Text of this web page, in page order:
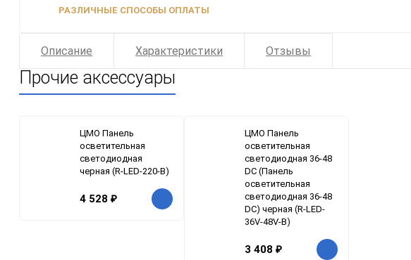
РАЗЛИЧНЫЕ СПОСОБЫ ОПЛАТЫ
Описание Характеристики Отзывы
Прочие аксессуары
ЦМО Панель
осветительная
светодиодная
черная (R-LED-220-B)
4 528 ₽
ЦМО Панель
осветительная
светодиодная 36-48
DC (Панель
осветительная
светодиодная 36-48
DC) черная (R-LED-
36V-48V-B)
3 408 ₽